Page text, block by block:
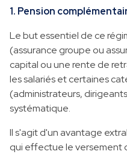
1. Pension
Le but essentiel de ce
(assurance groupe ou
capital ou une rente de
les salariés et certaines
(administrateurs,
systématique.
Il s'agit d'un avantage
qui effectue le versement